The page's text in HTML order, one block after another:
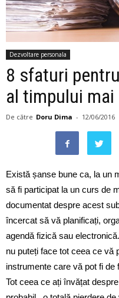
Dezvoltare personala
8 sfaturi
al timpului
De către Doru Dima - 12/06/2016
Există șanse bune ca, la un
să fi participat la un curs de
documentat despre acest
încercat să vă planificați,
agendă fizică sau
nu puteți face tot ceea ce vă
instrumente care vă pot fi
Tot ceea ce ați învățat